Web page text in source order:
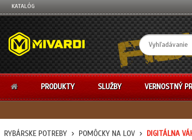
KATALÓG
PRODUKTY SLUŽBY VERNOSTNÝ
RYBÁRSKE POTREBY POMÔCKY NA LOV DIGITÁLNA